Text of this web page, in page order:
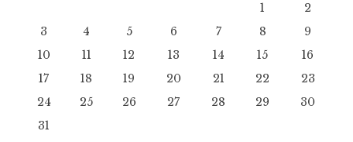
1
2
3
4 5 6 7 8
9
10
11 12 13 14 15
16
17
18 19 20 21 22
23
24
25 26 27 28 29
30
31